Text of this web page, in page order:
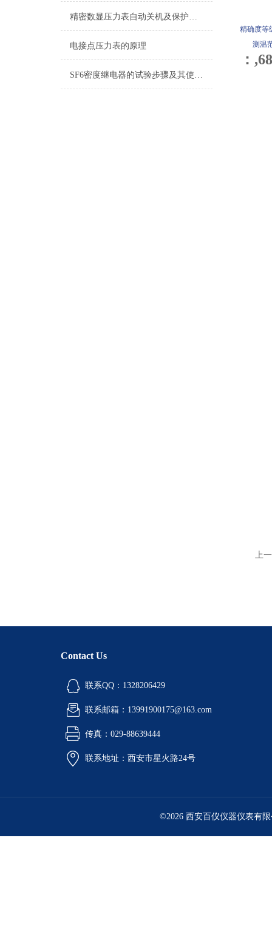
精密数显压力表自动关机及保护功能
电接点压力表的原理
SF6密度继电器的试验步骤及其使用注意事项
精确度等
测温范
：
上
Contact Us
联系QQ：1328206429
联系邮箱：13991900175@163.com
传真：029-88639444
联系地址：西安市星火路24号
©2026 西安百仪仪器仪表有